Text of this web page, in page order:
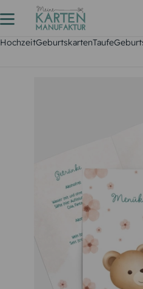
HochzeitGeburtskartenTaufe